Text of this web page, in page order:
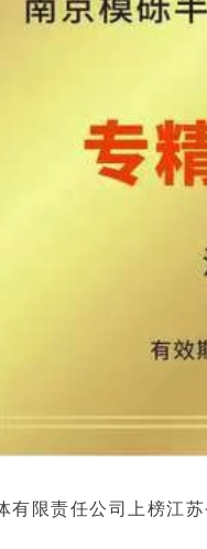
有限责任公司上榜江